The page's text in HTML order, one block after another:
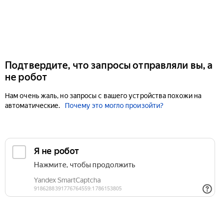
Подтвердите, что запросы отправляли вы, а
не робот
Нам очень жаль, но запросы с вашего устройства похожи на
автоматические.
Почему это могло произойти?